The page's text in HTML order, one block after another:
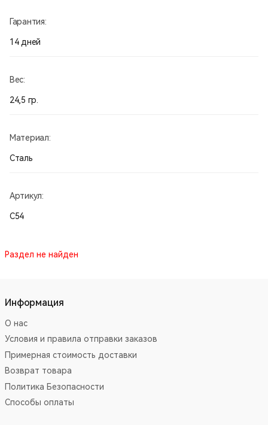
Гарантия:
14 дней
Вес:
24,5 гр.
Материал:
Сталь
Артикул:
С54
Раздел не найден
Информация
О нас
Условия и правила отправки заказов
Примерная стоимость доставки
Возврат товара
Политика Безопасности
Способы оплаты